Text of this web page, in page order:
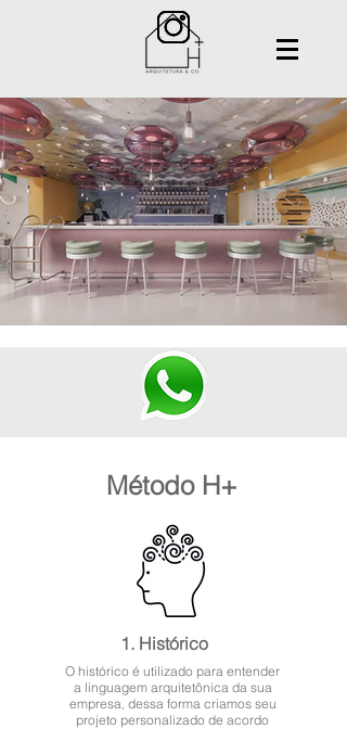
Método H+
1. Histórico
O histórico é utilizado para entender
a linguagem arquitetônica da sua
empresa, dessa forma criamos seu
projeto personalizado de acordo